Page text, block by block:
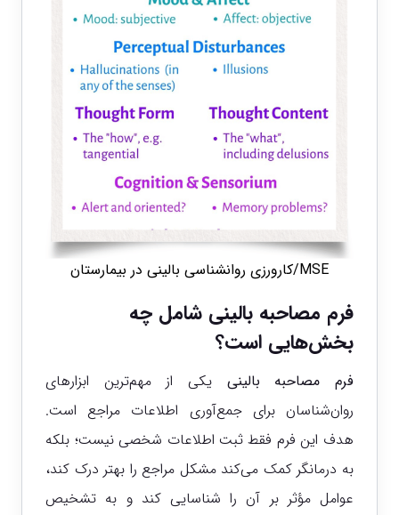
MSE/کارورزی روانشناسی بالینی در بیمارستان
فرم مصاحبه بالینی شامل چه
بخش‌هایی است؟
فرم مصاحبه بالینی یکی از مهم‌ترین ابزارهای
روان‌شناسان برای جمع‌آوری اطلاعات مراجع است.
هدف این فرم فقط ثبت اطلاعات شخصی نیست؛ بلکه
به درمانگر کمک می‌کند مشکل مراجع را بهتر درک کند،
عوامل مؤثر بر آن را شناسایی کند و به تشخیص